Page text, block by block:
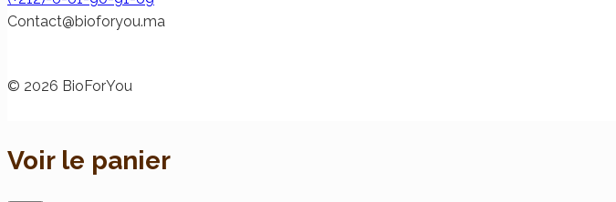
am.uoyrofoib
@tcatnoC
© 2026 BioForYou
Voir le panier